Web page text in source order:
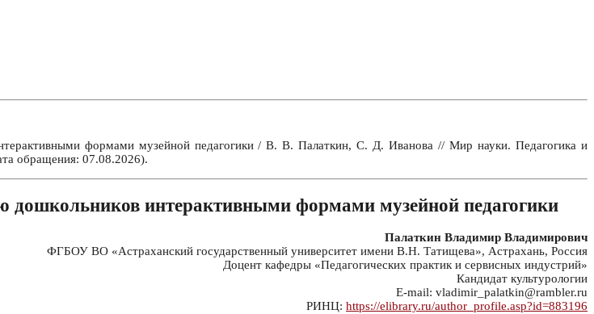
формами музейной педагогики / В. В. Палаткин, С. Д. Иванова // Мир науки. Педагогика и
обращения: 07.08.2026).
дошкольников интерактивными формами музейной педагогики
Палаткин Владимир Владимирович
ФГБОУ ВО «Астраханский государственный университет имени В.Н. Татищева», Астрахань, Россия
Доцент кафедры «Педагогических практик и сервисных индустрий»
Кандидат культурологии
E-mail: vladimir_palatkin@rambler.ru
РИНЦ: https://elibrary.ru/author_profile.asp?id=883196